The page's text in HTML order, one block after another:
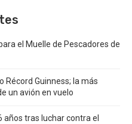
el Muelle de Pescadores de
Récord Guinness; la más
un avión en vuelo
tras luchar contra el